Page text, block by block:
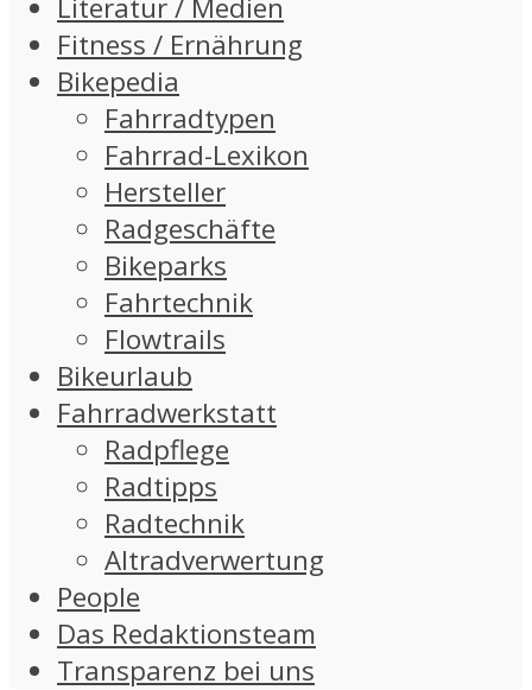
Literatur / Medien
Fitness / Ernährung
Bikepedia
Fahrradtypen
Fahrrad-Lexikon
Hersteller
Radgeschäfte
Bikeparks
Fahrtechnik
Flowtrails
Bikeurlaub
Fahrradwerkstatt
Radpflege
Radtipps
Radtechnik
Altradverwertung
People
Das Redaktionsteam
Transparenz bei uns